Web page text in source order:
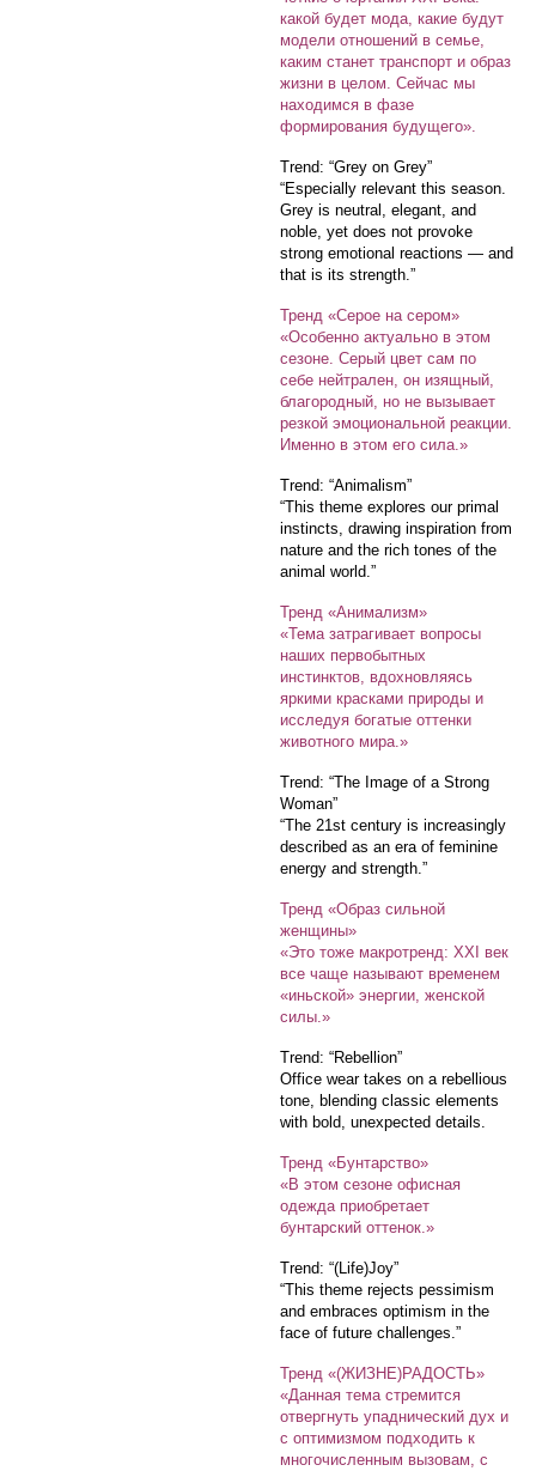
какой будет мода, какие будут
модели отношений в семье,
каким станет транспорт и образ
жизни в целом. Сейчас мы
находимся в фазе
формирования будущего».
Trend: “Grey on Grey”
“Especially relevant this season.
Grey is neutral, elegant, and
noble, yet does not provoke
strong emotional reactions — and
that is its strength.”
Тренд «Серое на сером»
«Особенно актуально в этом
сезоне. Серый цвет сам по
себе нейтрален, он изящный,
благородный, но не вызывает
резкой эмоциональной реакции.
Именно в этом его сила.»
Trend: “Animalism”
“This theme explores our primal
instincts, drawing inspiration from
nature and the rich tones of the
animal world.”
Тренд «Анимализм»
«Тема затрагивает вопросы
наших первобытных
инстинктов, вдохновляясь
яркими красками природы и
исследуя богатые оттенки
животного мира.»
Trend: “The Image of a Strong
Woman”
“The 21st century is increasingly
described as an era of feminine
energy and strength.”
Тренд «Образ сильной
женщины»
«Это тоже макротренд: XXI век
все чаще называют временем
«иньской» энергии, женской
силы.»
Trend: “Rebellion”
Office wear takes on a rebellious
tone, blending classic elements
with bold, unexpected details.
Тренд «Бунтарство»
«В этом сезоне офисная
одежда приобретает
бунтарский оттенок.»
Trend: “(Life)Joy”
“This theme rejects pessimism
and embraces optimism in the
face of future challenges.”
Тренд «(ЖИЗНЕ)РАДОСТЬ»
«Данная тема стремится
отвергнуть упаднический дух и
с оптимизмом подходить к
многочисленным вызовам, с